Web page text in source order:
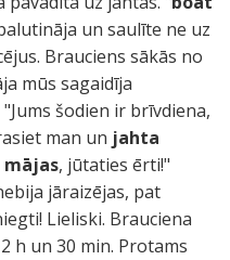
un saulīte ne uz
Brauciens sākās no
mūs sagaidīja
šodien ir brīvdiena,
man un jahta
mājas, jūtaties ērti!"
jāraizējas, pat
Lieliski. Brauciena
h un 30 min. Protams